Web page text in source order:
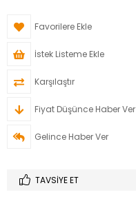
Favorilere Ekle
İstek Listeme Ekle
Karşılaştır
Fiyat Düşünce Haber Ver
Gelince Haber Ver
TAVSIYE ET